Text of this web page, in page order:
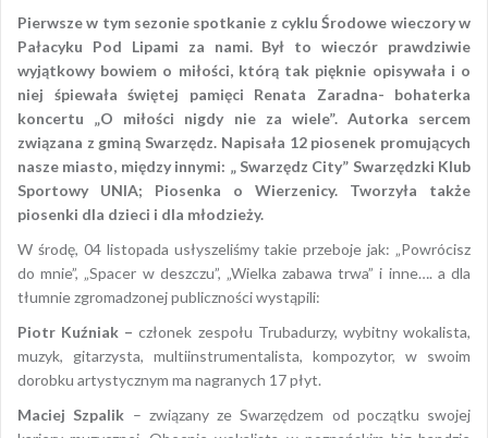
Pierwsze w tym sezonie spotkanie z cyklu Środowe wieczory w
Pałacyku Pod Lipami za nami. Był to wieczór prawdziwie
wyjątkowy bowiem o miłości, którą tak pięknie opisywała i o
niej śpiewała świętej pamięci Renata Zaradna- bohaterka
koncertu „O miłości nigdy nie za wiele”. Autorka sercem
związana z gminą Swarzędz. Napisała 12 piosenek promujących
nasze miasto, między innymi: „ Swarzędz City” Swarzędzki Klub
Sportowy UNIA; Piosenka o Wierzenicy. Tworzyła także
piosenki dla dzieci i dla młodzieży.
W środę, 04 listopada usłyszeliśmy takie przeboje jak: „Powrócisz
do mnie”, „Spacer w deszczu”, „Wielka zabawa trwa” i inne…. a dla
tłumnie zgromadzonej publiczności wystąpili:
Piotr Kuźniak – członek zespołu Trubadurzy, wybitny wokalista,
muzyk, gitarzysta, multiinstrumentalista, kompozytor, w swoim
dorobku artystycznym ma nagranych 17 płyt.
Maciej Szpalik – związany ze Swarzędzem od początku swojej